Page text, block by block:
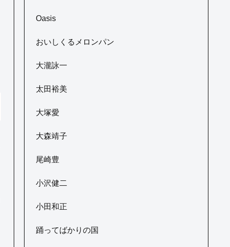
Oasis
おいしくるメロンパン
大瀧詠一
太田裕美
大塚愛
大森靖子
尾崎豊
小沢健二
小田和正
踊ってばかりの国